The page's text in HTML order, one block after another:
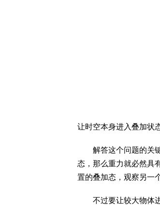
让时空本身进入叠加状
解答这个问题的关键
态，那么重力就必然具
置的叠加态，观察另一
不过要让较大物体进